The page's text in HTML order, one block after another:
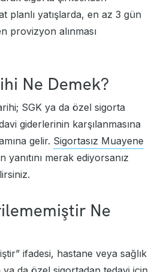
planlı yatışlarda, en az 3 gün
provizyon alınması
Ne Demek?
SGK ya da özel sigorta
giderlerinin karşılanmasına
gelir. Sigortasız Muayene
yanıtını merak ediyorsanız
Ne
ifadesi, hastane veya sağlık